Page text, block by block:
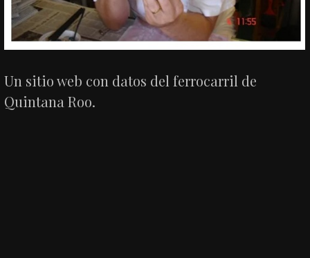
Un sitio web con datos del ferrocarril de
Quintana Roo.